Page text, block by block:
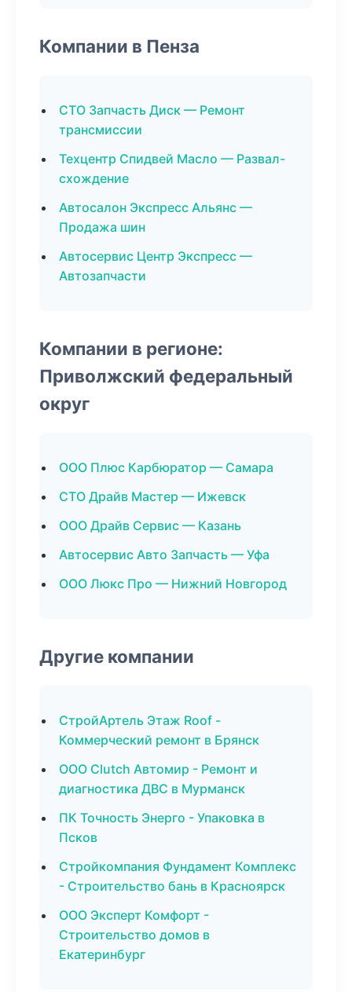
Компании в Пенза
СТО Запчасть Диск — Ремонт
трансмиссии
Техцентр Спидвей Масло — Развал-
схождение
Автосалон Экспресс Альянс —
Продажа шин
Автосервис Центр Экспресс —
Автозапчасти
Компании в регионе:
Приволжский федеральный
округ
ООО Плюс Карбюратор — Самара
СТО Драйв Мастер — Ижевск
ООО Драйв Сервис — Казань
Автосервис Авто Запчасть — Уфа
ООО Люкс Про — Нижний Новгород
Другие компании
СтройАртель Этаж Roof -
Коммерческий ремонт в Брянск
ООО Clutch Автомир - Ремонт и
диагностика ДВС в Мурманск
ПК Точность Энерго - Упаковка в
Псков
Стройкомпания Фундамент Комплекс
- Строительство бань в Красноярск
ООО Эксперт Комфорт -
Строительство домов в
Екатеринбург